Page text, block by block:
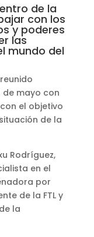
de la
con los
y poderes
las
mundo del
de mayo con
el objetivo
de la
Rodríguez,
en el
por
de la FTL y
la